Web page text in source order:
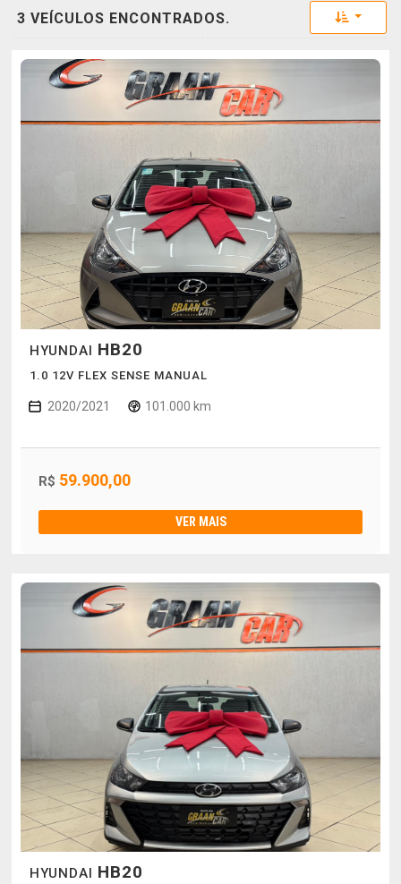
3 VEÍCULOS ENCONTRADOS. Toggle
HYUNDAI HB20
1.0 12V FLEX SENSE MANUAL
2020/2021 101.000 km
R$ 59.900,00
VER MAIS
HYUNDAI HB20